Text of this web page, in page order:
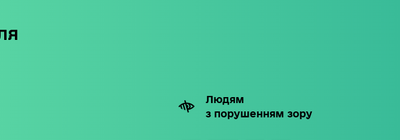
Людям
з порушенням зору